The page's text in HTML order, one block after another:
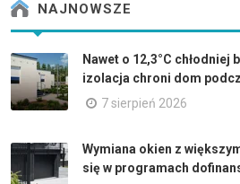
NAJNOWSZE
Nawet o 12,3°C
izolacja chroni dom
7 sierpień 2026
Wymiana okien z
się w programach